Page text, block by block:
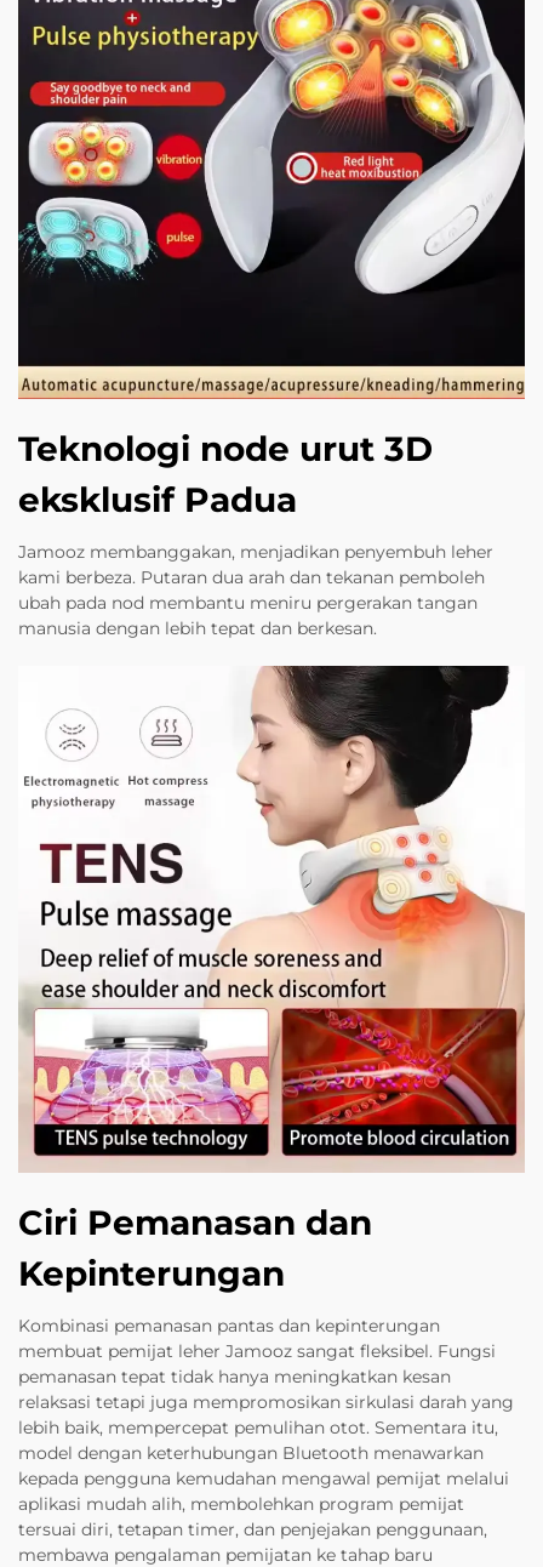
Teknologi node urut 3D
eksklusif Padua
Jamooz membanggakan, menjadikan penyembuh leher
kami berbeza. Putaran dua arah dan tekanan pemboleh
ubah pada nod membantu meniru pergerakan tangan
manusia dengan lebih tepat dan berkesan.
Ciri Pemanasan dan
Kepinterungan
Kombinasi pemanasan pantas dan kepinterungan
membuat pemijat leher Jamooz sangat fleksibel. Fungsi
pemanasan tepat tidak hanya meningkatkan kesan
relaksasi tetapi juga mempromosikan sirkulasi darah yang
lebih baik, mempercepat pemulihan otot. Sementara itu,
model dengan keterhubungan Bluetooth menawarkan
kepada pengguna kemudahan mengawal pemijat melalui
aplikasi mudah alih, membolehkan program pemijat
tersuai diri, tetapan timer, dan penjejakan penggunaan,
membawa pengalaman pemijatan ke tahap baru